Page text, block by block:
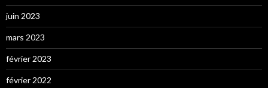
juin 2023
mars 2023
février 2023
février 2022